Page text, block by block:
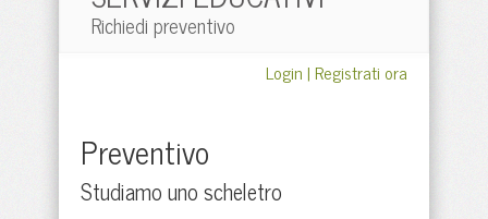
Richiedi preventivo
Login|Registrati ora
Preventivo
Studiamo uno scheletro